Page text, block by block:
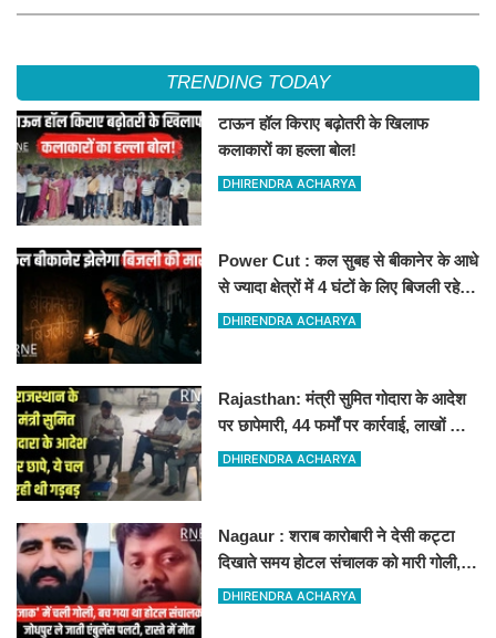
TRENDING TODAY
टाऊन हॉल किराए बढ़ोतरी के खिलाफ
कलाकारों का हल्ला बोल!
DHIRENDRA ACHARYA
Power Cut : कल सुबह से बीकानेर के आधे
से ज्यादा क्षेत्रों में 4 घंटों के लिए बिजली रहेगी
गुल
DHIRENDRA ACHARYA
Rajasthan: मंत्री सुमित गोदारा के आदेश
पर छापेमारी, 44 फर्मों पर कार्रवाई, लाखों का
जुर्माना
DHIRENDRA ACHARYA
Nagaur : शराब कारोबारी ने देसी कट्टा
दिखाते समय होटल संचालक को मारी गोली,
जोधपुर रेफर करते समय एंबुलेंस पलटी, मौत
DHIRENDRA ACHARYA